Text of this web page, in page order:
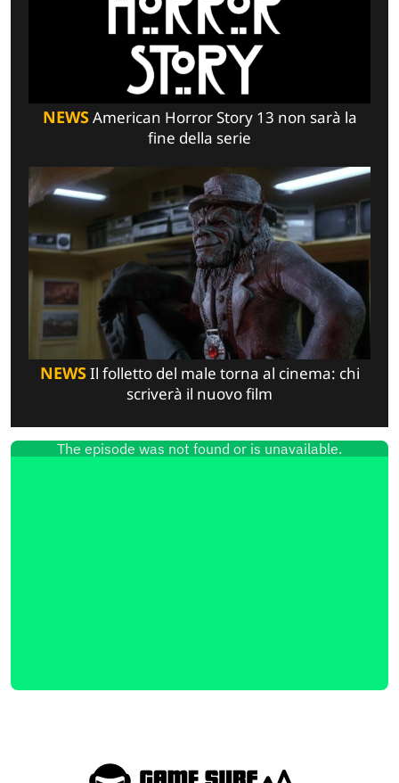
NEWSAmerican Horror Story 13 non sarà la
fine della serie
NEWSIl folletto del male torna al cinema: chi
scriverà il nuovo film